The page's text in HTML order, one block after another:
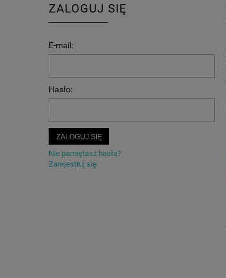
ZALOGUJ SIĘ
E-mail:
Hasło:
ZALOGUJ SIĘ
Nie pamiętasz hasła?
Zarejestruj się